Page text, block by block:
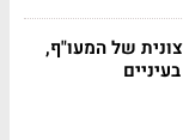
של המעו"ף,